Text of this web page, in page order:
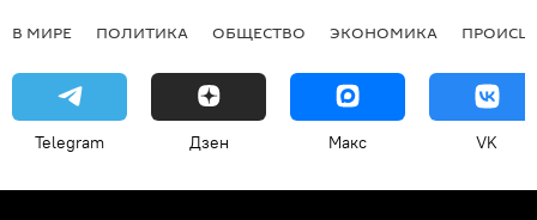
В МИРЕ ПОЛИТИКА ОБЩЕСТВО ЭКОНОМИКА
Telegram Дзен Макс VK